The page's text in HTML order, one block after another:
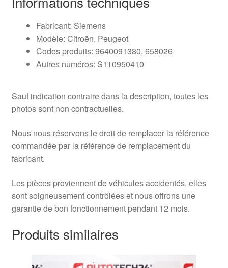
Fabricant: Siemens
Modèle: Citroën, Peugeot
Codes produits: 9640091380, 658026
Autres numéros: S110950410
Sauf indication contraire dans la description, toutes les
photos sont non contractuelles.
Nous nous réservons le droit de remplacer la référence
commandée par la référence de remplacement du
fabricant.
Les pièces proviennent de véhicules accidentés, elles
sont soigneusement contrôlées et nous offrons une
garantie de bon fonctionnement pendant 12 mois.
Produits similaires